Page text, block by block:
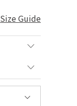
Size Guide